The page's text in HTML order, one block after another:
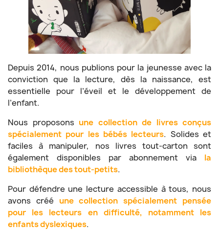
Depuis 2014, nous publions pour la jeunesse avec la
conviction que la lecture, dès la naissance, est
essentielle pour l’éveil et le développement de
l’enfant.
Nous proposons une collection de livres conçus
spécialement pour les bébés lecteurs. Solides et
faciles à manipuler, nos livres tout-carton sont
également disponibles par abonnement via la
bibliothèque des tout-petits.
Pour défendre une lecture accessible à tous, nous
avons créé une collection spécialement pensée
pour les lecteurs en difficulté, notamment les
enfants dyslexiques.